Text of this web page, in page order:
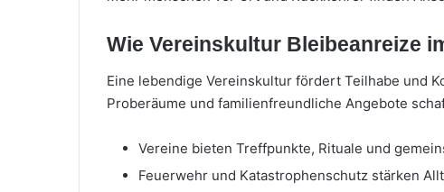
Wie Vereinskultur Bleibeanreize
Eine lebendige Vereinskultur fördert Teilhabe und
Proberäume und familienfreundliche Angebote
Vereine bieten Treffpunkte, Rituale und
Feuerwehr und Katastrophenschutz stärken